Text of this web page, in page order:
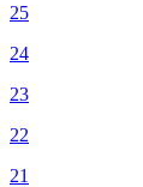
25
24
23
22
21